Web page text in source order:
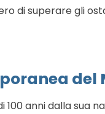
di superare gli
del
anni dalla sua